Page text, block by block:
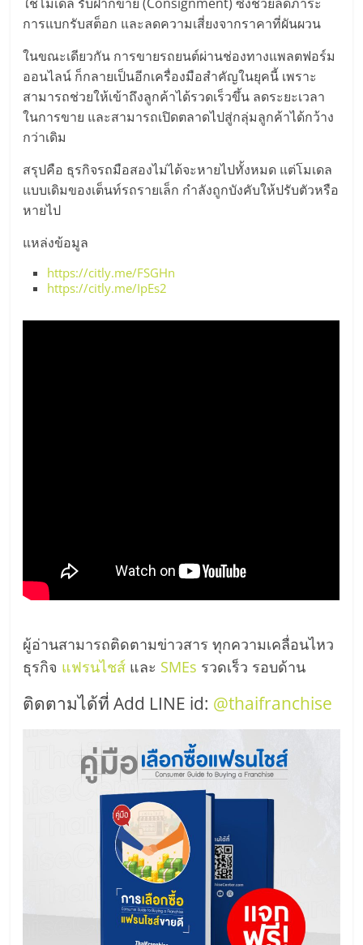
การแบกรับสต็อก และลดความเสี่ยงจากราคาที่ผันผวน
ในขณะเดียวกัน การขายรถยนต์ผ่านช่องทางแพลตฟอร์ม
ออนไลน์ ก็กลายเป็นอีกเครื่องมือสำคัญในยุคนี้ เพราะ
สามารถช่วยให้เข้าถึงลูกค้าได้รวดเร็วขึ้น ลดระยะเวลา
ในการขาย และสามารถเปิดตลาดไปสู่กลุ่มลูกค้าได้กว้าง
กว่าเดิม
สรุปคือ ธุรกิจรถมือสองไม่ได้จะหายไปทั้งหมด แต่โมเดล
แบบเดิมของเต็นท์รถรายเล็ก กำลังถูกบังคับให้ปรับตัวหรือ
หายไป
แหล่งข้อมูล
https://citly.me/FSGHn
https://citly.me/IpEs2
ผู้อ่านสามารถติดตามข่าวสาร ทุกความเคลื่อนไหว
ธุรกิจ แฟรนไชส์ และ SMEs รวดเร็ว รอบด้าน
ติดตามได้ที่ Add LINE id: @thaifranchise